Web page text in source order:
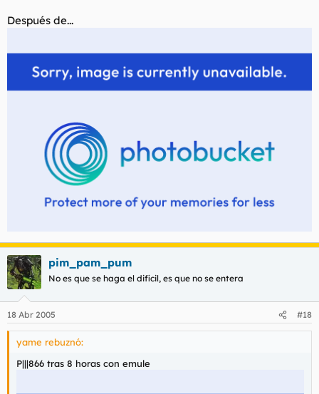
Después de...
pim_pam_pum
No es que se haga el dificil, es que no se entera
18 Abr 2005 #18
yame rebuznó:
P|||866 tras 8 horas con emule